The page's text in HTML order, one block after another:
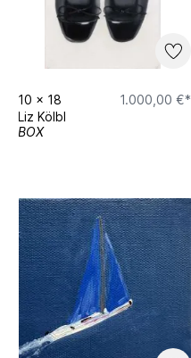
10 x 18
1.000,00 €*
Liz Kölbl
BOX